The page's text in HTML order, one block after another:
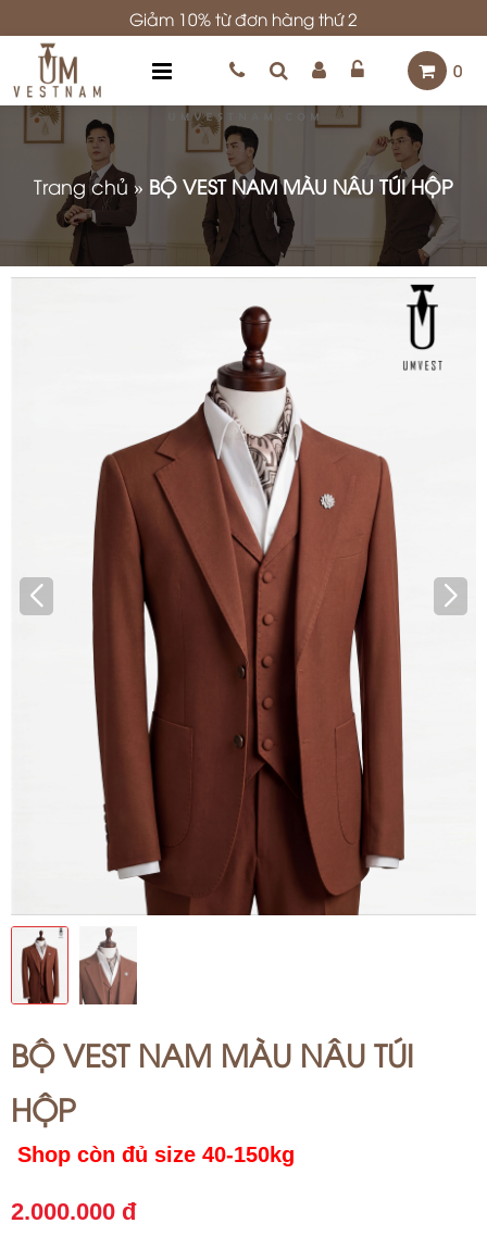
Giảm 10% từ đơn hàng thứ 2
0
Trang chủ » BỘ VEST NAM MÀU NÂU TÚI HỘP
BỘ VEST NAM MÀU NÂU TÚI
HỘP
Shop còn đủ size 40-150kg
2.000.000 đ